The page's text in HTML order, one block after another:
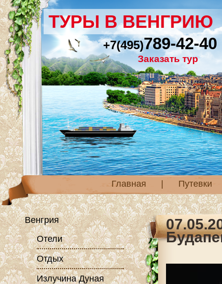
ТУРЫ В ВЕНГРИЮ
+7(495)789-42-40
Заказать тур
Главная Путевки
Венгрия
Отели
Отдых
Излучина Дуная